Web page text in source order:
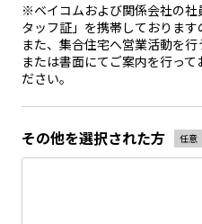
※ベイコムおよび関係会社の
タッフ証」を携帯しております
また、集合住宅へ営業活動を
または書面にてご案内を行っ
ださい。
その他を選択された方 任意